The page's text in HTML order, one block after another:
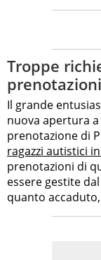
Troppe
prenotazioni
Il grande
nuova apertura
prenotazione di
ragazzi autistici
prenotazioni di
essere gestite
quanto